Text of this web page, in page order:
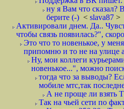
ну я Вам что сказал?
берите (-) < slava87 >
Активировали днем. Да..
чтобы связь появилась?",
Это что то новенькое, у
припомню и то не на улице
Ну, мои коллеги
новенькое...", можно
тогда что за выводы?
мобиле мтс,так
А не проще ли взять
Так на чьей сети по